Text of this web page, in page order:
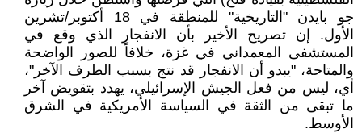
جو بايدن "التاريخية" للمنطقة في 18 أكتوبر/تشرين
الأول. إن تصريح الأخير بأن الانفجار الذي وقع في
المستشفى المعمداني في غزة، خلافاً للصور الواضحة
والمتاحة، "يبدو أن الانفجار قد نتج بسبب الطرف الآخر"،
أي، ليس من فعل الجيش الإسرائيلي، يهدد بتقويض آخر
ما تبقى من الثقة في السياسة الأمريكية في الشرق
الأوسط.